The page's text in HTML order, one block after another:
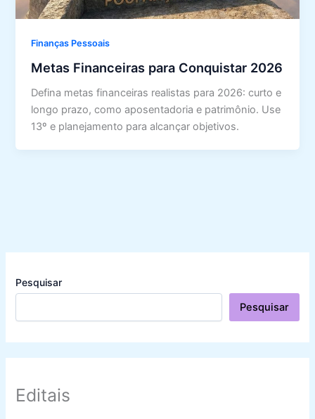
Finanças Pessoais
Metas Financeiras para Conquistar 2026
Defina metas financeiras realistas para 2026: curto e
longo prazo, como aposentadoria e patrimônio. Use
13º e planejamento para alcançar objetivos.
Pesquisar
Pesquisar
Editais